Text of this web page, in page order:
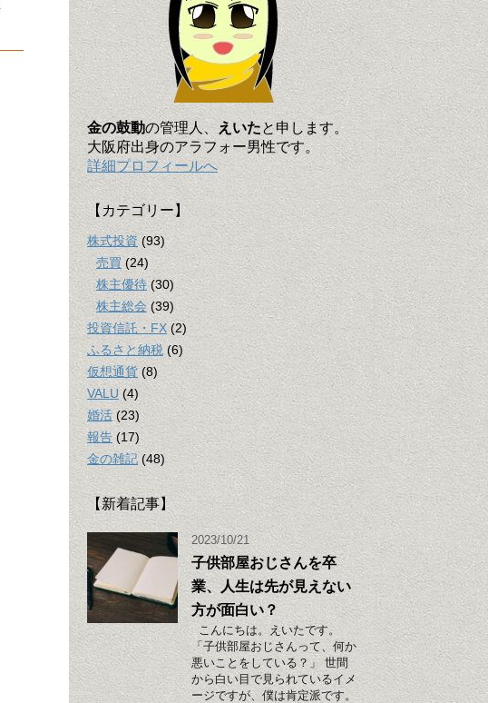
金の鼓動の管理人、 えいたと申します。
大阪府出身のアラフォー男性です。
詳細プロフィールへ
【カテゴリー】
株式投資 (93)
売買(24)
株主優待(30)
株主総会(39)
投資信託・FX(2)
ふるさと納税(6)
仮想通貨 (8)
VALU(4)
婚活(23)
報告(17)
金の雑記 (48)
【新着記事】
2023/10/21
子供部屋おじさんを卒
業、人生は先が見えない
方が面白い？
こんにちは。えいたです。
「子供部屋おじさんって、何か
悪いことをしている？」 世間
から白い目で見られているイメ
ージですが、僕は肯定派です。